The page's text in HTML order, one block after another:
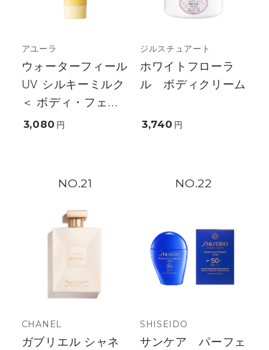
アユーラ
ウォーターフィール
UV シルキーミルク
＜ ボディ・フェ...
3,080 円
ジルスチュアート
ホワイトフローラ
ル ボディクリーム
3,740 円
21
CHANEL
ガブリエル シャネ
22
SHISEIDO
サンケア パーフェ